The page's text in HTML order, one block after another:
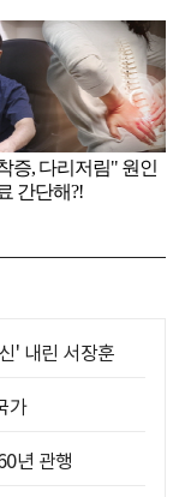
' 내린 서장훈
가
년 관행